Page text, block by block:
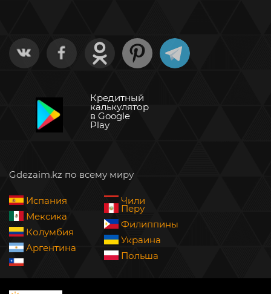
Кредитный
калькулятор
в Google
Play
Gdezaim.kz по всему миру
Испания
Мексика
Колумбия
Аргентина
Чили
Перу
Филиппины
Украина
Польша